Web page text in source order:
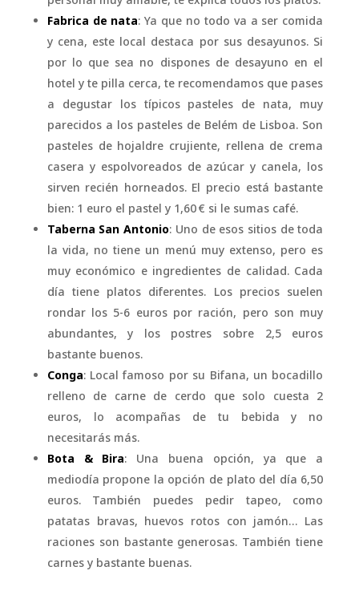
Fabrica de nata: Ya que no todo va a ser comida
y cena, este local destaca por sus desayunos. Si
por lo que sea no dispones de desayuno en el
hotel y te pilla cerca, te recomendamos que pases
a degustar los típicos pasteles de nata, muy
parecidos a los pasteles de Belém de Lisboa. Son
pasteles de hojaldre crujiente, rellena de crema
casera y espolvoreados de azúcar y canela, los
sirven recién horneados. El precio está bastante
bien: 1 euro el pastel y 1,60 € si le sumas café.
Taberna San Antonio: Uno de esos sitios de toda
la vida, no tiene un menú muy extenso, pero es
muy económico e ingredientes de calidad. Cada
día tiene platos diferentes. Los precios suelen
rondar los 5-6 euros por ración, pero son muy
abundantes, y los postres sobre 2,5 euros
bastante buenos.
Conga: Local famoso por su Bifana, un bocadillo
relleno de carne de cerdo que solo cuesta 2
euros, lo acompañas de tu bebida y no
necesitarás más.
Bota & Bira: Una buena opción, ya que a
mediodía propone la opción de plato del día 6,50
euros. También puedes pedir tapeo, como
patatas bravas, huevos rotos con jamón… Las
raciones son bastante generosas. También tiene
carnes y bastante buenas.